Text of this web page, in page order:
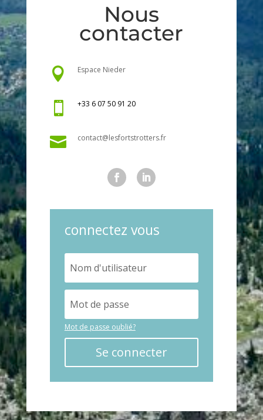
Nous
contacter
 Espace Nieder
 +33 6 07 50 91 20
 contact@lesfortstrotters.fr
connectez vous
Mot de passe oublié?
Se connecter